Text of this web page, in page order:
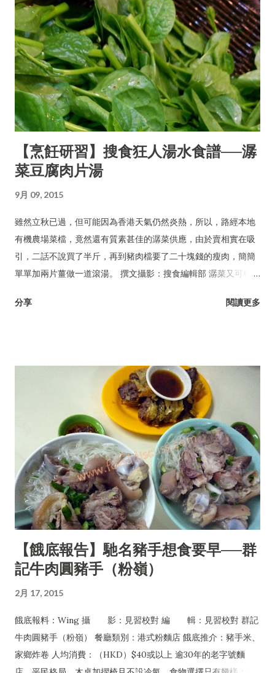
【烹飪研習】搜食狂人湯水食譜──潺
菜豆腐肉片湯
9月 09, 2015
雖然立秋已過，但可能因為香港天氣仍然炎熱，所以，路經本地
有機農場菜檔，竟然還有質素甚佳的潺菜供應，由於賣相實在吸
引，二話不說買了半斤，再到豬肉檔要了二十塊錢的瘦肉，簡簡
單單加兩片薑做一道滾湯。 撰文攝影：搜食編輯部 潺菜又可稱木
分享 閱讀更多
【餓底報告】馳名豬手想食要早──群
記牛肉圓豬手（粉嶺）
2月 17, 2015
餓底報料：Wing 攝 影：見習校對 編 輯：見習校對 群記
牛肉圓豬手（粉嶺） 餐廳類別：港式粉麵店 餓底推介：豬手米、
家鄉炸卷 人均消費：（HKD）$40或以上 逾30年的老字號麵